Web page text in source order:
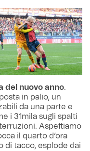
del nuovo anno.
in palio, un
da una parte e
i 31mila sugli spalti
Aspettiamo
il quarto d’ora
di tacco, esplode dai